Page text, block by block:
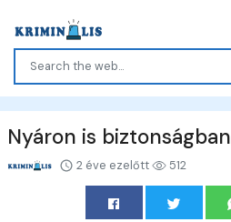
Nyáron is biztonságban
2 éve ezelőtt 512